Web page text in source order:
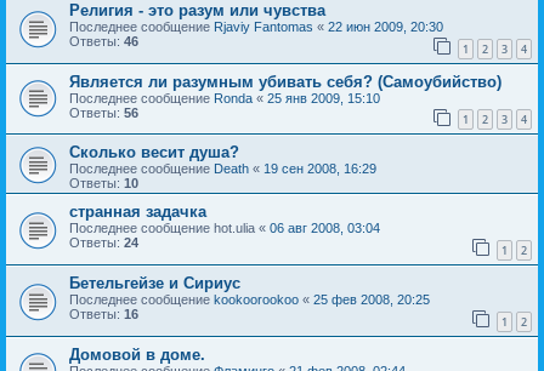
Религия - это разум или чувства
Последнее сообщение Rjaviy Fantomas « 22 июн 2009, 20:30
Ответы: 46 1 2 3 4
Является ли разумным убивать себя? (Самоубийство)
Последнее сообщение Ronda « 25 янв 2009, 15:10
Ответы: 56 1 2 3 4
Сколько весит душа?
Последнее сообщение Death « 19 сен 2008, 16:29
Ответы: 10
странная задачка
Последнее сообщение hot.ulia « 06 авг 2008, 03:04
Ответы: 24 1 2
Бетельгейзе и Сириус
Последнее сообщение kookoorookoo « 25 фев 2008, 20:25
Ответы: 16 1 2
Домовой в доме.